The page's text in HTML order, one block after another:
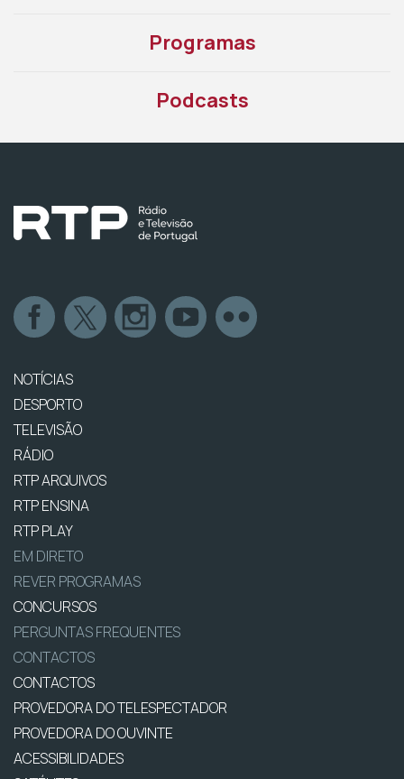
Programas
Podcasts
NOTÍCIAS
DESPORTO
TELEVISÃO
RÁDIO
RTP ARQUIVOS
RTP ENSINA
RTP PLAY
EM DIRETO
REVER PROGRAMAS
CONCURSOS
PERGUNTAS FREQUENTES
CONTACTOS
CONTACTOS
PROVEDORA DO TELESPECTADOR
PROVEDORA DO OUVINTE
ACESSIBILIDADES